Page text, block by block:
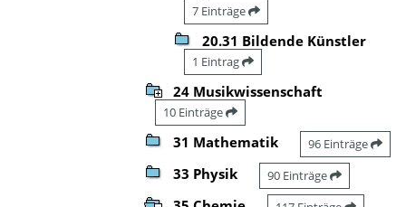
7 Einträge
20.31 Bildende Künstler
1 Eintrag
24 Musikwissenschaft
10 Einträge
31 Mathematik 96 Einträge
33 Physik 90 Einträge